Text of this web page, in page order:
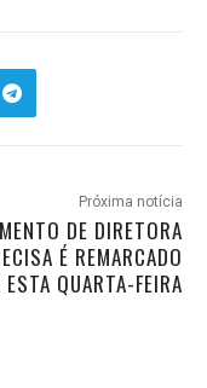
Próxima notícia
DE DIRETORA
É REMARCADO
ESTA QUARTA-FEIRA